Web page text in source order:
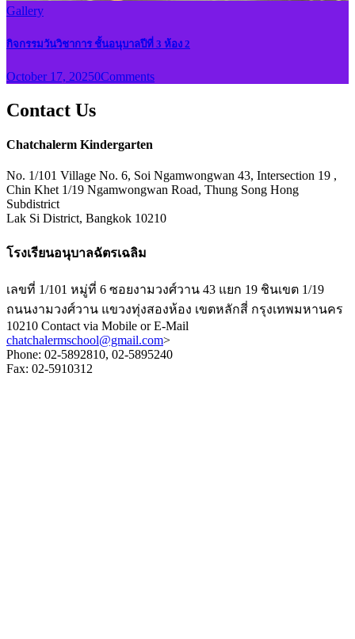
Gallery
กิจกรรมวันวิชาการ ชั้นอนุบาลปีที่ 3 ห้อง 2
October 17, 20250Comments
Contact Us
Chatchalerm Kindergarten
No. 1/101 Village No. 6, Soi Ngamwongwan 43, Intersection 19 ,
Chin Khet 1/19 Ngamwongwan Road, Thung Song Hong
Subdistrict
Lak Si District, Bangkok 10210
โรงเรียนอนุบาลฉัตรเฉลิม
เลขที่ 1/101 หมู่ที่ 6 ซอยงามวงศ์วาน 43 แยก 19 ชินเขต 1/19
ถนนงามวงศ์วาน แขวงทุ่งสองห้อง เขตหลักสี่ กรุงเทพมหานคร
10210 Contact via Mobile or E-Mail
chatchalermschool@gmail.com>
Phone: 02-5892810, 02-5895240
Fax: 02-5910312